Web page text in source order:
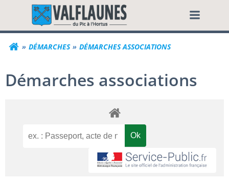
contenuCommune de
DÉMARCHES DÉMARCHES ASSOCIATIONS
Démarches associations